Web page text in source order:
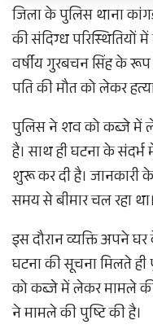
जिला के पुलिस थाना
की संदिग्ध परिस्थितियों
वर्षीय गुरबचन सिंह के
पति की मौत को लेकर
पुलिस ने शव को कब्जे में
है। साथ ही घटना के संदर्भ
शुरू कर दी है। जानकारी
समय से बीमार चल रहा था।
इस दौरान व्यक्ति अपने
घटना की सूचना मिलते
को कब्जे में लेकर मामले
ने मामले की पुष्टि की है।